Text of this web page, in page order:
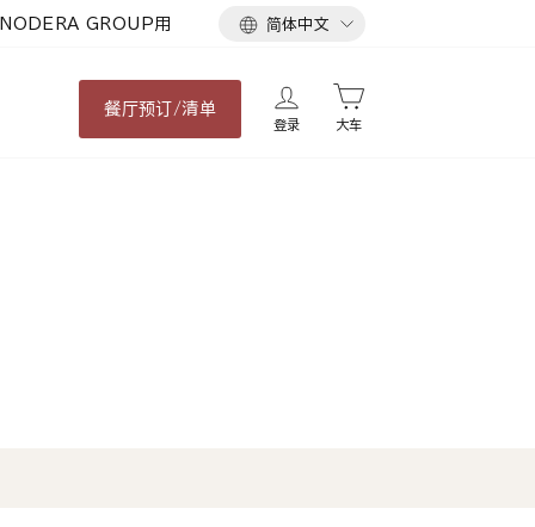
GROUP用
语
简体中文
餐厅预订/清单
登录 大车